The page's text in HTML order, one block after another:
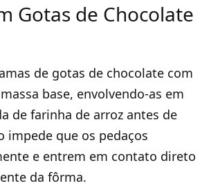
Gotas de Chocolate
de gotas de chocolate com
base, envolvendo-as em
de farinha de arroz antes de
impede que os pedaços
e entrem em contato direto
da fôrma.